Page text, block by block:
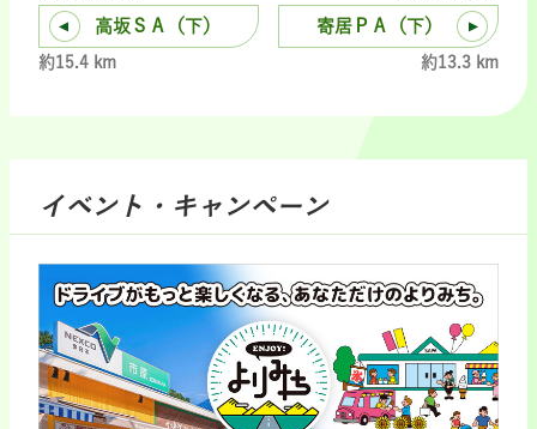
高坂ＳＡ（下）
約15.4 km
寄居ＰＡ（下）
約13.3 km
イベント・キャンペーン